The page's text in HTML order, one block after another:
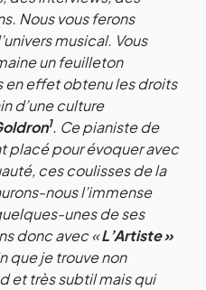
Nous vous ferons
musical. Vous
un feuilleton
en effet obtenu les droits
d’une culture
1. Ce pianiste de
placé pour évoquer avec
ces coulisses de la
nous l’immense
unes de ses
donc avec «L’Artiste »
que je trouve non
et très subtil mais qui